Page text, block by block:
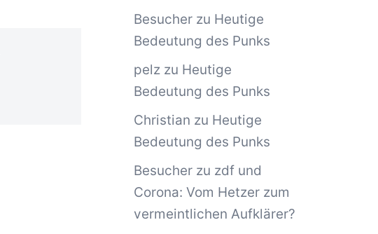
Besucherzu Heutige
Bedeutung des Punks
pelzzu Heutige
Bedeutung des Punks
Christian zu Heutige
Bedeutung des Punks
Besucherzu zdf und
Corona: Vom Hetzer zum
vermeintlichen Aufklärer?